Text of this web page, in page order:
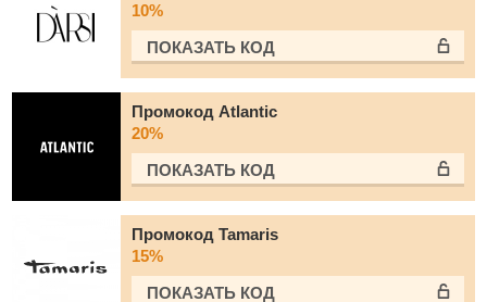
10%
ПОКАЗАТЬ КОД
Промокод Atlantic
20%
ПОКАЗАТЬ КОД
Промокод Tamaris
15%
ПОКАЗАТЬ КОД